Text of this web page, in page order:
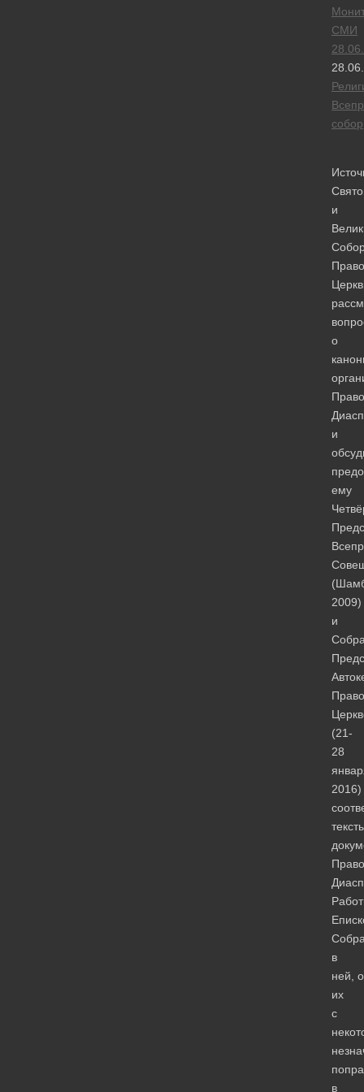
СМИ
собор
и
о
и
ему
2009)
и
(21-
28
2016)
в
ней,
их
с
в